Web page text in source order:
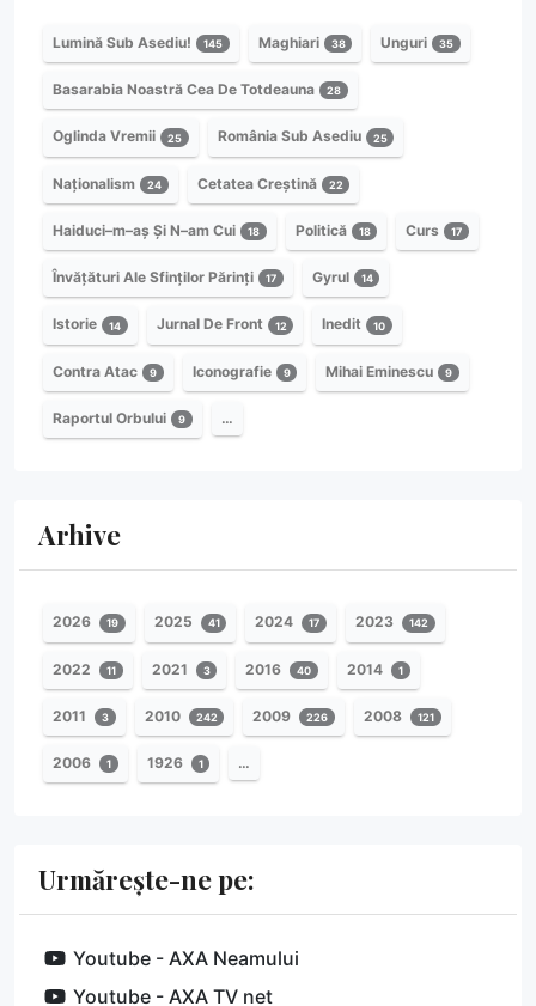
Lumină Sub Asediu! 145 Maghiari 38 Unguri 35
Basarabia Noastră Cea De Totdeauna 28
Oglinda Vremii 25 România Sub Asediu 25
Naționalism 24 Cetatea Creștină 22
Haiduci–m–aș Și N–am Cui 18 Politică 18 Curs 17
Învățături Ale Sfinților Părinți 17 Gyrul 14
Istorie 14 Jurnal De Front 12 Inedit 10
Contra Atac 9 Iconografie 9 Mihai Eminescu 9
Raportul Orbului 9 …
Arhive
2026 19 2025 41 2024 17 2023 142
2022 11 2021 3 2016 40 2014 1
2011 3 2010 242 2009 226 2008 121
2006 1 1926 1 …
Urmărește-ne pe:
Youtube - AXA Neamului
Youtube - AXA TV net